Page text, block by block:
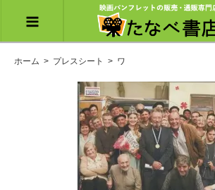
ホーム > プレスシート > ワ